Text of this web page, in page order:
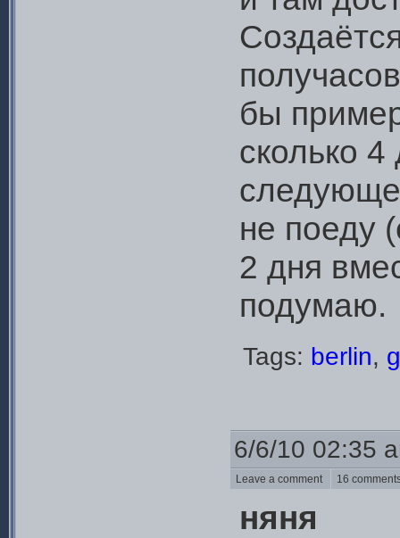
бы
сколько
не поеду
2 дня
подумаю.
Tags: berlin,
6/6/10 02:35
Leave a comment 16
няня